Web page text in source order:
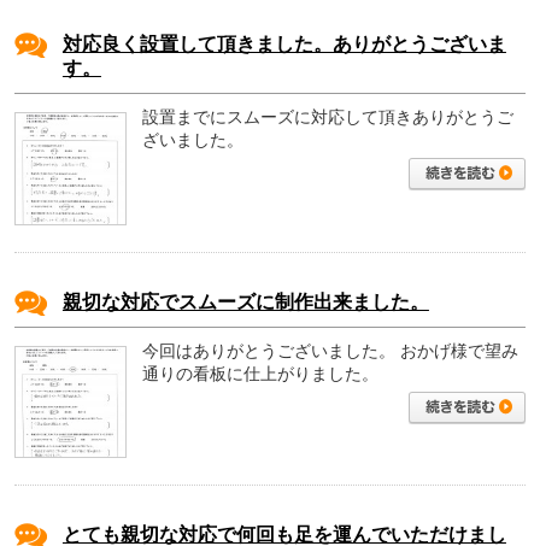
対応良く設置して頂きました。ありがとうございま
す。
設置までにスムーズに対応して頂きありがとうご
ざいました。
親切な対応でスムーズに制作出来ました。
今回はありがとうございました。
おかげ様で望み
通りの看板に仕上がりました。
とても親切な対応で何回も足を運んでいただけまし